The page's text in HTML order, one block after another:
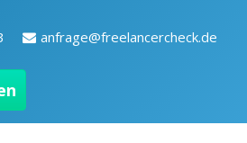
anfrage@freelancercheck.de